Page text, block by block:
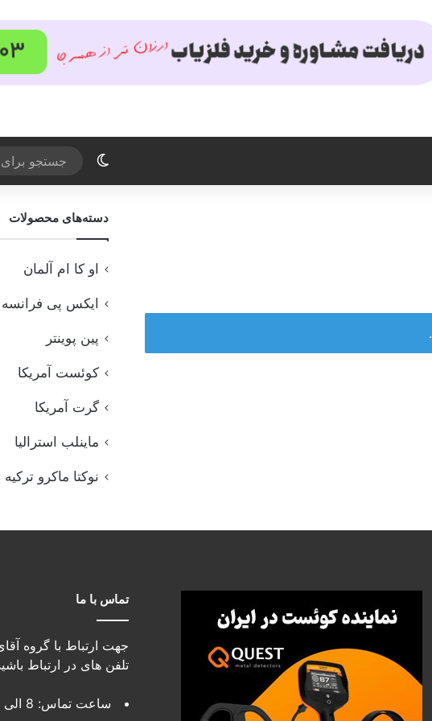
تغییر پوسته
دسته‌های محصولات
او کا ام آلمان
ایکس پی فرانسه
پین پوینتر
کوئست آمریکا
گرت آمریکا
ماینلب استرالیا
نوکتا ماکرو ترکیه
تماس با ما
جهت ارتباط با گروه
تلفن های در ارتباط
ساعت تماس: 8 الی 18